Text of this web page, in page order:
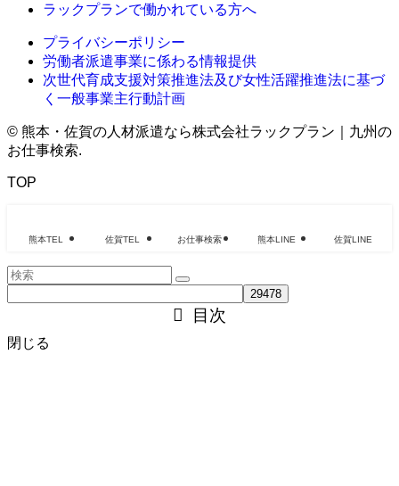
ラックプランで働かれている方へ
プライバシーポリシー
労働者派遣事業に係わる情報提供
次世代育成支援対策推進法及び女性活躍推進法に基づ
く一般事業主行動計画
© 熊本・佐賀の人材派遣なら株式会社ラックプラン｜九州の
お仕事検索.
TOP
熊本TEL 佐賀TEL お仕事検索 熊本LINE 佐賀LINE
目次
閉じる